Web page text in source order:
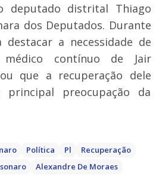
deputado distrital Thiago
dos Deputados. Durante
a necessidade de
médico contínuo de Jair
que a recuperação dele
preocupação da
Política Pl
Recuperação
Alexandre De Moraes